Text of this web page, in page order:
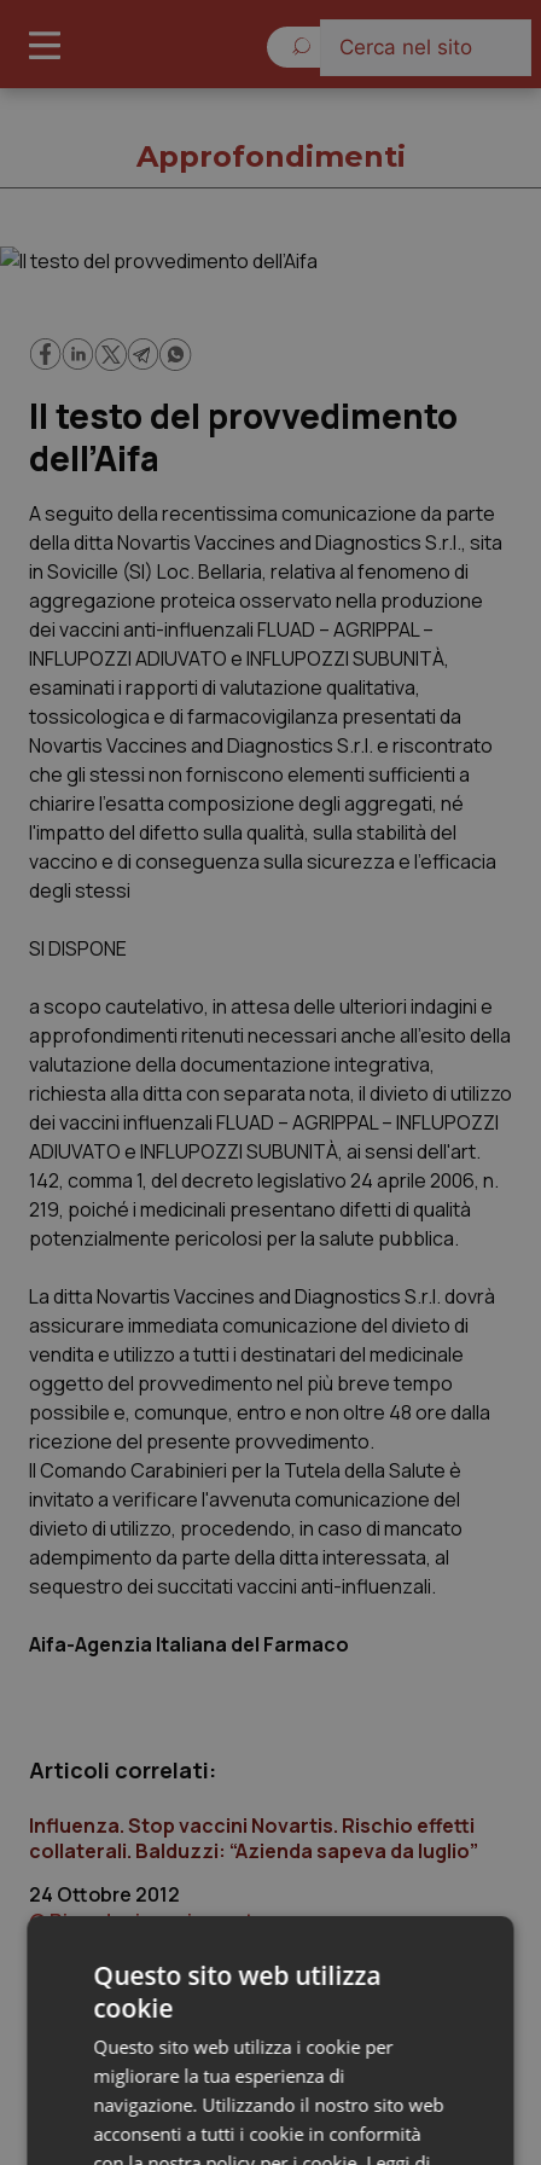
Cronache
Governo e Parlamento
Regioni e Asl
Lavoro e Professioni
Scienza e Farmaci
Studi e Analisi
Lettere al direttore
Edizioni Regionali
QS Pro
Professionisti Sanitari.AI
Basilicata
Calabria
Campania
Emilia-Romagna
Friuli Venezia Giulia
Lazio
Liguria
Lombardia
Marche
Molise
Piemonte
Puglia
Sardegna
Sicilia
Toscana
Umbria
Artrite & artrosi
Asma & BPCO
Car-T
Colesterolo & coronaropatie
Dermatite Atopica
Diabete & glucometri
Disturbi dell’umore
Dolore
Donna & Salute
Epatiti
HIV
Malattie rare
Malattia di Crohn & Rettocolite Ulcerosa
Neuroscienze & patologie neurodegenerative
Obesità
Oftalmologia
QS Club Newsletter
Approfondimenti
Il testo del provvedimento
dell’Aifa
A seguito della recentissima comunicazione da parte
della ditta Novartis Vaccines and Diagnostics S.r.l., sita
in Sovicille (SI) Loc. Bellaria, relativa al fenomeno di
aggregazione proteica osservato nella produzione
dei vaccini anti-influenzali FLUAD – AGRIPPAL –
INFLUPOZZI ADIUVATO e INFLUPOZZI SUBUNITÀ,
esaminati i rapporti di valutazione qualitativa,
tossicologica e di farmacovigilanza presentati da
Novartis Vaccines and Diagnostics S.r.l. e riscontrato
che gli stessi non forniscono elementi sufficienti a
chiarire l'esatta composizione degli aggregati, né
l'impatto del difetto sulla qualità, sulla stabilità del
vaccino e di conseguenza sulla sicurezza e l'efficacia
degli stessi
SI DISPONE
a scopo cautelativo, in attesa delle ulteriori indagini e
approfondimenti ritenuti necessari anche all'esito della
valutazione della documentazione integrativa,
richiesta alla ditta con separata nota, il divieto di utilizzo
dei vaccini influenzali FLUAD – AGRIPPAL – INFLUPOZZI
ADIUVATO e INFLUPOZZI SUBUNITÀ, ai sensi dell'art.
142, comma 1, del decreto legislativo 24 aprile 2006, n.
219, poiché i medicinali presentano difetti di qualità
potenzialmente pericolosi per la salute pubblica.
La ditta Novartis Vaccines and Diagnostics S.r.l. dovrà
assicurare immediata comunicazione del divieto di
vendita e utilizzo a tutti i destinatari del medicinale
oggetto del provvedimento nel più breve tempo
possibile e, comunque, entro e non oltre 48 ore dalla
ricezione del presente provvedimento.
Il Comando Carabinieri per la Tutela della Salute è
invitato a verificare l'avvenuta comunicazione del
divieto di utilizzo, procedendo, in caso di mancato
adempimento da parte della ditta interessata, al
sequestro dei succitati vaccini anti-influenzali.
Aifa-Agenzia Italiana del Farmaco
Articoli correlati:
Influenza. Stop vaccini Novartis. Rischio effetti
collaterali. Balduzzi: “Azienda sapeva da luglio”
24 Ottobre 2012
© Riproduzione riservata
Gold
Cloud sanitario: infrastrutture,
compliance, GDPR e Risk management
Questo sito web utilizza
cookie
Questo sito web utilizza i cookie per
migliorare la tua esperienza di
navigazione. Utilizzando il nostro sito web
acconsenti a tutti i cookie in conformità